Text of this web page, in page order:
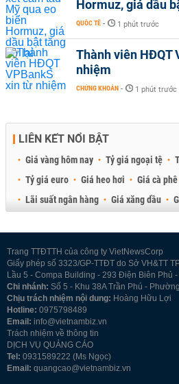
Hormuz, giá dầu
QUỐC TẾ - 1 phút trước
Thành viên HĐQT
nhiệm
CHỨNG KHOÁN - 1 phút trước
LIÊN KẾT NỔI BẬT
Giá vàng hôm nay Tỷ giá ngoại tệ
Tỷ giá euro
Giá heo hơi Giá cà phê
Lãi suất ngân hàng
Giá xăng dầu
Trang TTĐTTH của công ty VietNewsCorp
Giấy phép số 3323/GP-TTĐT do Sở VH&TT
Lầu 5 - Compa Building - 293 Điện Biên Phủ
Chi nhánh: Số 5 - Khu 38A Trần Phú -
Chịu trách nhiệm nội dung: Hoàng Hữu Lợi
Hotline: 0975798489
Email: info@vietnambiz.vn
Trách nhiệm về thông tin
DỊCH VỤ QUẢNG CÁO
Tel: 0931589222 (Ms Ngọc)
Email: quangcao@vietnambiz.vn